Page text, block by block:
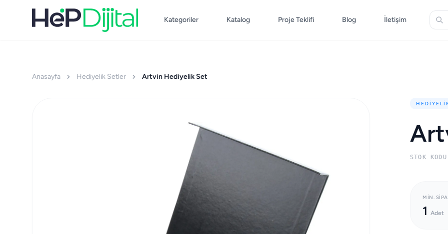
Kategoriler Katalog Proje Teklifi Blog İletişim
Anasayfa Hediyelik Setler Artvin Hediyelik Set
STOK
MIN.
1 Adet